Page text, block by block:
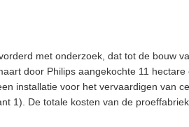
met onderzoek, dat tot de bouw
door Philips aangekochte 11
installatie voor het vervaardigen van
1). De totale kosten van de